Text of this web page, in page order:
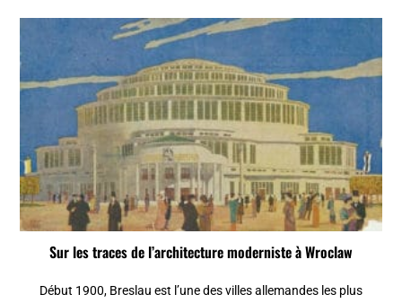
Sur les traces de l’architecture moderniste à Wroclaw
Début 1900, Breslau est l’une des villes allemandes les plus